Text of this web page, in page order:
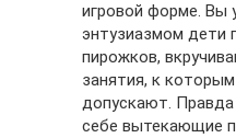
игровой форме. Вы
энтузиазмом дети
пирожков,
занятия, к
допускают.
себе вытекающие